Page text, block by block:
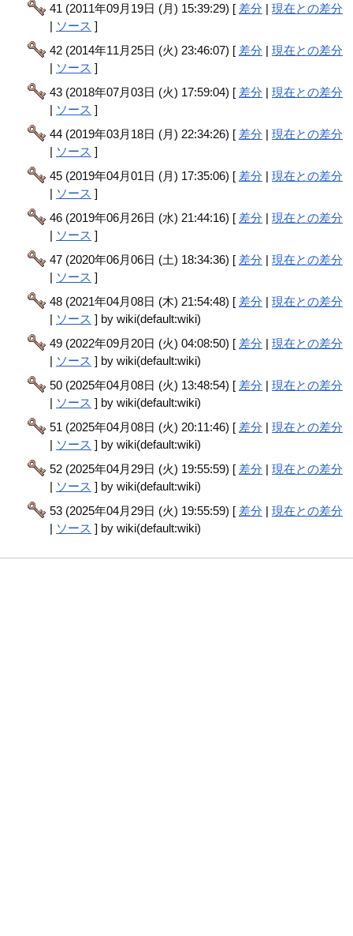
41 (2011年09月19日 (月) 15:39:29) [ 差分 |現在との差分
| ソース ]
42 (2014年11月25日 (火) 23:46:07) [ 差分 |現在との差分
| ソース ]
43 (2018年07月03日 (火) 17:59:04) [ 差分 |現在との差分
| ソース ]
44 (2019年03月18日 (月) 22:34:26) [ 差分 |現在との差分
| ソース ]
45 (2019年04月01日 (月) 17:35:06) [ 差分 |現在との差分
| ソース ]
46 (2019年06月26日 (水) 21:44:16) [ 差分 |現在との差分
| ソース ]
47 (2020年06月06日 (土) 18:34:36) [ 差分 |現在との差分
| ソース ]
48 (2021年04月08日 (木) 21:54:48) [ 差分 |現在との差分
| ソース ] by wiki(default:wiki)
49 (2022年09月20日 (火) 04:08:50) [ 差分 |現在との差分
| ソース ] by wiki(default:wiki)
50 (2025年04月08日 (火) 13:48:54) [ 差分 |現在との差分
| ソース ] by wiki(default:wiki)
51 (2025年04月08日 (火) 20:11:46) [ 差分 |現在との差分
| ソース ] by wiki(default:wiki)
52 (2025年04月29日 (火) 19:55:59) [ 差分 |現在との差分
| ソース ] by wiki(default:wiki)
53 (2025年04月29日 (火) 19:55:59) [ 差分 |現在との差分
| ソース ] by wiki(default:wiki)